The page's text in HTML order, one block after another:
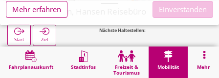
Fahrplanauskunft Stadtinfos
Freizeit &
Tourismus
Mobilität Mehr
Hückelhoven, Hansen Reisebüro
Start Ziel
Nächste Haltestellen:
Mobilität Hückelhoven, Hansen Reisebüro
Mehr erfahren
Einverstanden